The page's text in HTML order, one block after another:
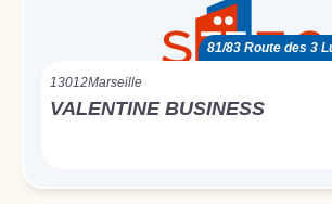
81/83 Route des 3
13012Marseille
VALENTINE BUSINESS